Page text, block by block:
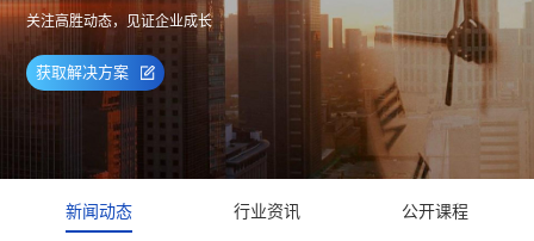
关注高胜动态，见证企业成长
获取解决方案
新闻动态 行业资讯 公开课程